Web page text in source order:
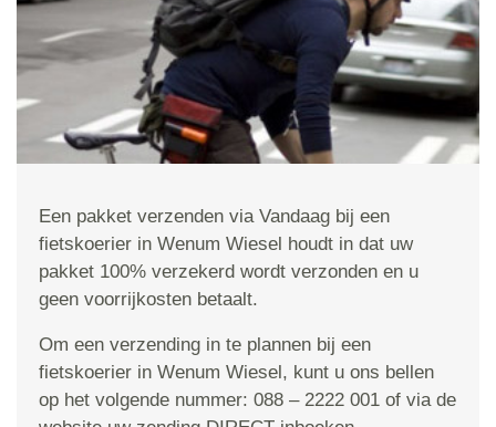
Een pakket verzenden via Vandaag bij een
fietskoerier in Wenum Wiesel houdt in dat uw
pakket 100% verzekerd wordt verzonden en u
geen voorrijkosten betaalt.
Om een verzending in te plannen bij een
fietskoerier in Wenum Wiesel, kunt u ons bellen
op het volgende nummer: 088 – 2222 001 of via de